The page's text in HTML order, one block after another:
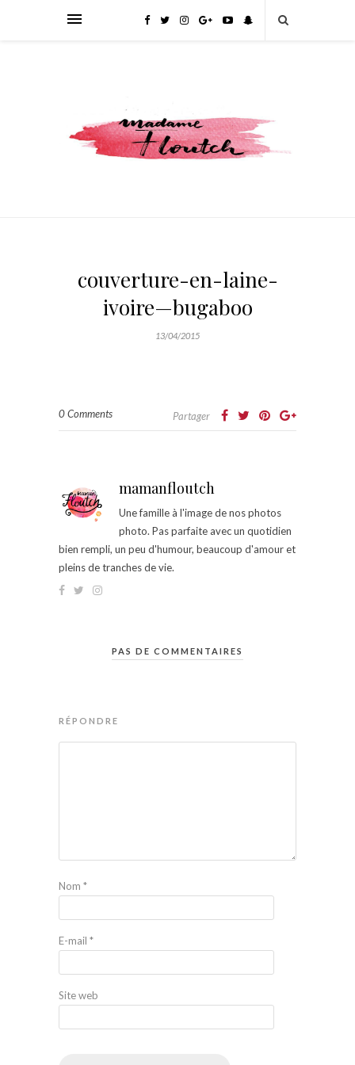
couverture-en-laine-
ivoire—bugaboo
13/04/2015
0 Comments Partager
mamanfloutch
Une famille à l'image de nos photos
photo. Pas parfaite avec un quotidien
bien rempli, un peu d'humour, beaucoup d'amour et
pleins de tranches de vie.
PAS DE COMMENTAIRES
RÉPONDRE
Nom *
E-mail *
Site web